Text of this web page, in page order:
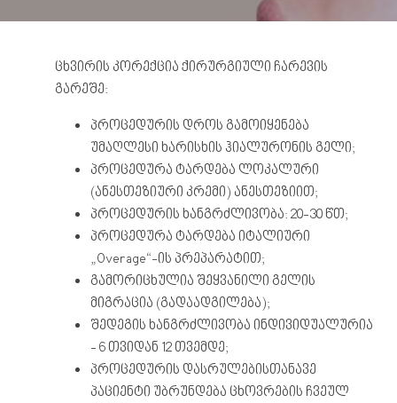
ცხვირის კორექცია ქირურგიული ჩარევის
გარეშე:
პროცედურის დროს გამოიყენება
უმაღლესი ხარისხის ჰიალურონის გელი;
პროცედურა ტარდება ლოკალური
(ანესთეზიური კრემი) ანესთეზიით;
პროცედურის ხანგრძლივობა: 20-30 წთ;
პროცედურა ტარდება იტალიური
„Overage“-ის პრეპარატით;
გამორიცხულია შეყვანილი გელის
მიგრაცია (გადაადგილება);
შედეგის ხანგრძლივობა ინდივიდუალურია
- 6 თვიდან 12 თვემდე;
პროცედურის დასრულებისთანავე
პაციენტი უბრუნდება ცხოვრების ჩვეულ